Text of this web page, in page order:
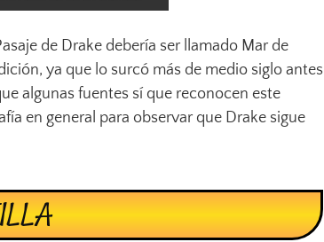
de Drake debería ser llamado Mar de
ya que lo surcó más de medio siglo antes
algunas fuentes sí que reconocen este
en general para observar que Drake sigue